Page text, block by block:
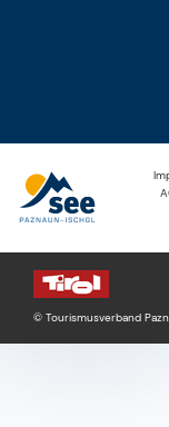
© Tourismusverband